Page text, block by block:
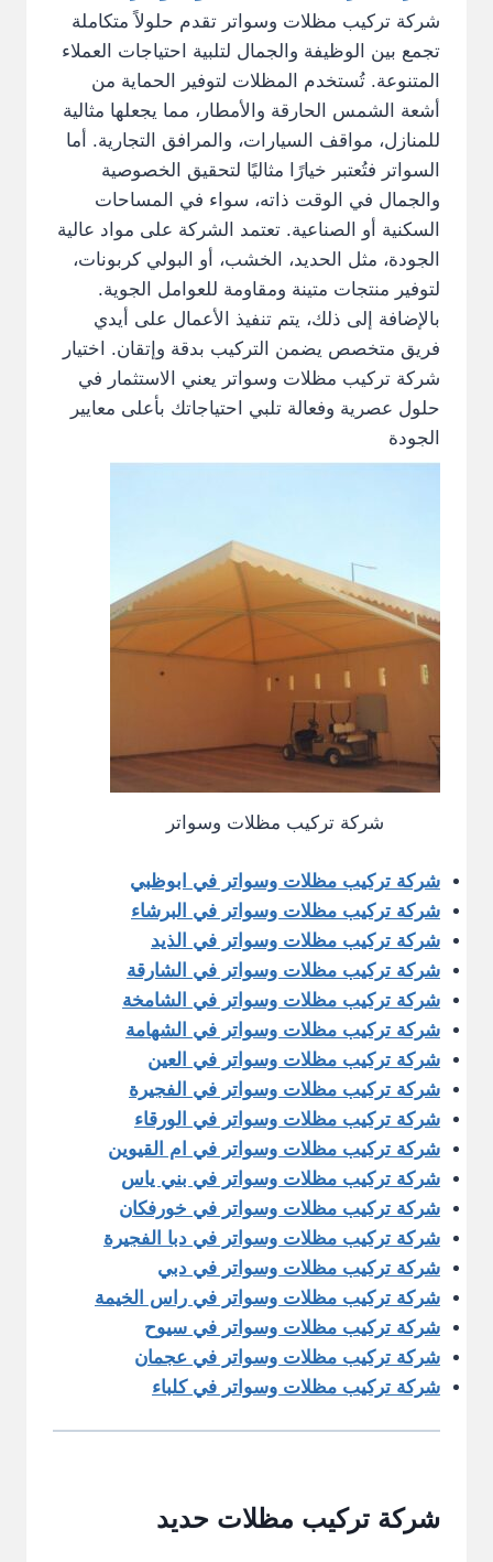
شركة تركيب مظلات وسواتر تقدم حلولاً متكاملة
تجمع بين الوظيفة والجمال لتلبية احتياجات العملاء
المتنوعة. تُستخدم المظلات لتوفير الحماية من
أشعة الشمس الحارقة والأمطار، مما يجعلها مثالية
للمنازل، مواقف السيارات، والمرافق التجارية. أما
السواتر فتُعتبر خيارًا مثاليًا لتحقيق الخصوصية
والجمال في الوقت ذاته، سواء في المساحات
السكنية أو الصناعية. تعتمد الشركة على مواد عالية
الجودة، مثل الحديد، الخشب، أو البولي كربونات،
لتوفير منتجات متينة ومقاومة للعوامل الجوية.
بالإضافة إلى ذلك، يتم تنفيذ الأعمال على أيدي
فريق متخصص يضمن التركيب بدقة وإتقان. اختيار
شركة تركيب مظلات وسواتر يعني الاستثمار في
حلول عصرية وفعالة تلبي احتياجاتك بأعلى معايير
الجودة
شركة تركيب مظلات وسواتر
شركة تركيب مظلات وسواتر في ابوظبي
شركة تركيب مظلات وسواتر في البرشاء
شركة تركيب مظلات وسواتر في الذيد
شركة تركيب مظلات وسواتر في الشارقة
شركة تركيب مظلات وسواتر في الشامخة
شركة تركيب مظلات وسواتر في الشهامة
شركة تركيب مظلات وسواتر في العين
شركة تركيب مظلات وسواتر في الفجيرة
شركة تركيب مظلات وسواتر في الورقاء
شركة تركيب مظلات وسواتر في ام القيوين
شركة تركيب مظلات وسواتر في بني ياس
شركة تركيب مظلات وسواتر في خورفكان
شركة تركيب مظلات وسواتر في دبا الفجيرة
شركة تركيب مظلات وسواتر في دبي
شركة تركيب مظلات وسواتر في راس الخيمة
شركة تركيب مظلات وسواتر في سيوح
شركة تركيب مظلات وسواتر في عجمان
شركة تركيب مظلات وسواتر في كلباء
شركة تركيب مظلات حديد